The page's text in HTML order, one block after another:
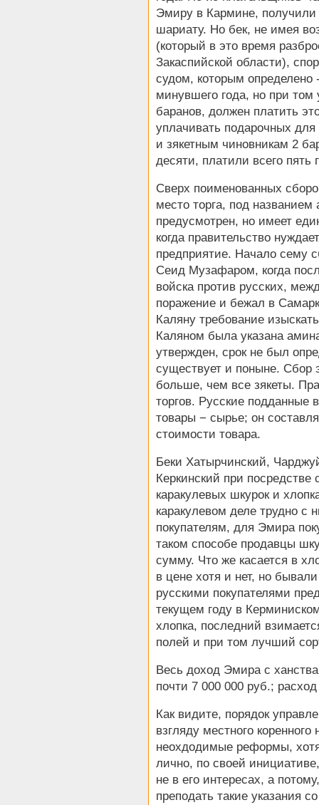
Эмиру в Кармине, получили
шариату. Но бек, не имея
(который в это время
Закаспийской области),
судом, которым определено
минувшего года, но при том
баранов, должен платить
уплачивать подарочных
и зякетным чиновникам 2
десяти, платили всего пять
Сверх поименованных
место торга, под
предусмотрен, но имеет
когда правительство
предприятие. Начало сему
Сеид Музафаром, когда
войска против русских,
поражение и бежал в
Каляну требование
Каляном была указана
утвержден, срок не был
существует и поныне. Сбор
больше, чем все зякеты.
торгов. Русские подданные
товары − сырье; он
стоимости товара.
Беки Хатырчинский,
Керкинский при
каракулевых шкурок и
каракулевом деле трудно с
покупателям, для Эмира
таком способе продавцы
сумму. Что же касается в
в цене хотя и нет, но
русскими покупателями
текущем году в
хлопка, последний
полей и при том лучший
Весь доход Эмира с
почти 7 000 000 руб.;
Как видите, порядок
взгляду местного
неохдодимые реформы,
лично, по своей
не в его интересах, а
преподать такие указания